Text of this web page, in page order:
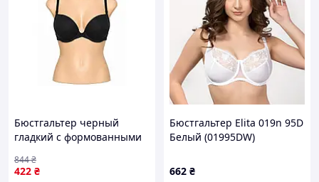
Бюстгальтер черный
гладкий с формованными
поддержки груди на
422 ₴
844₴
Бюстгальтер Elita 019n 95D
Белый (01995DW)
662 ₴